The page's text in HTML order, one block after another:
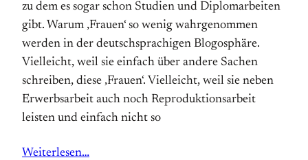
zu dem es sogar schon Studien und Diplomarbeiten
gibt. Warum ‚Frauen‘ so wenig wahrgenommen
werden in der deutschsprachigen Blogosphäre.
Vielleicht, weil sie einfach über andere Sachen
schreiben, diese ‚Frauen‘. Vielleicht, weil sie neben
Erwerbsarbeit auch noch Reproduktionsarbeit
leisten und einfach nicht so
Weiterlesen…